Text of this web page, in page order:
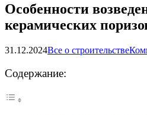
Особенности
керамических
31.12.2024Все о строительстве
Содержание: